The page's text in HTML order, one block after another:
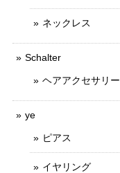
ネックレス
Schalter
ヘアアクセサリー
ye
ピアス
イヤリング